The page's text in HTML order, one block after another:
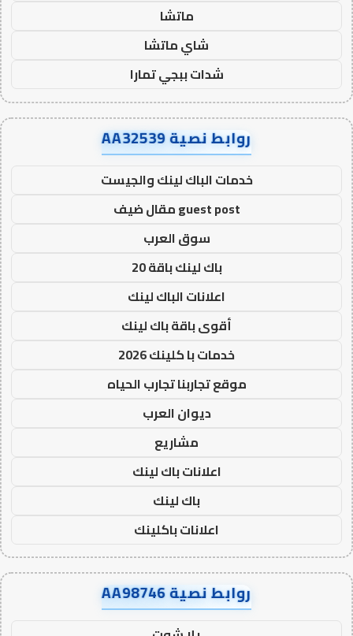
ماتشا
شاي ماتشا
شدات ببجي تمارا
روابط نصية AA32539
خدمات الباك لينك والجيست
guest post مقال ضيف
سوق العرب
باك لينك باقة 20
اعلانات الباك لينك
أقوى باقة باك لينك
خدمات با كلينك 2026
موقع تجاربنا تجارب الحياه
ديوان العرب
مشاريع
اعلانات باك لينك
باك لينك
اعلانات باكلينك
روابط نصية AA98746